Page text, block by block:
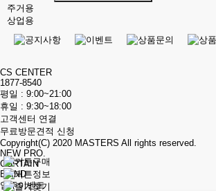
주거용
상업용
CS CENTER
1877-8540
평일 : 9:00~21:00
휴일 : 9:30~18:00
고객센터 연결
무료방문견적 신청
Copyright(C) 2020 MASTERS All rights reserved.
NEW PRO.
CURTAIN
BLIND
입주이벤트